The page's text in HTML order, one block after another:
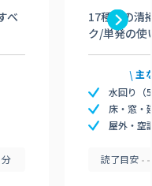
べ
17種類の清
ク/単発の使
主
水回り（
床・窓・
屋外・空
読了目安